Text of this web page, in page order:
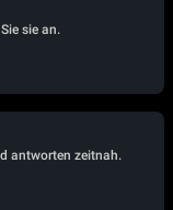
sie an.
antworten zeitnah.